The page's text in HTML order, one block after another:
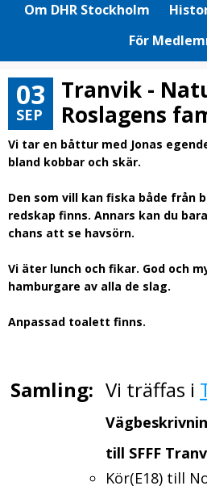
Om DHR Stockholm
För
03
SEP
Tranvik -
Roslagens
Vi tar en båttur med Jonas
bland kobbar och skär.
Den som vill kan fiska både från
redskap finns. Annars kan du
chans att se havsörn.
Vi äter lunch och fikar. God och
hamburgare av alla de slag.
Anpassad toalett finns.
Samling: Vi träffas i
till SFFF
Kör(E18) till